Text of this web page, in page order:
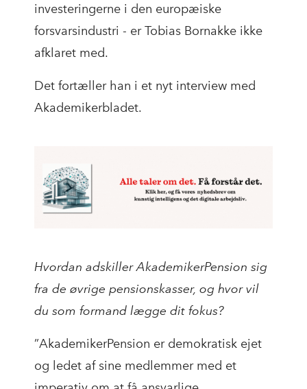
investeringerne i den europæiske
forsvarsindustri - er Tobias Bornakke ikke
afklaret med.
Det fortæller han i et nyt interview med
Akademikerbladet.
Hvordan adskiller AkademikerPension sig
fra de øvrige pensionskasser, og hvor vil
du som formand lægge dit fokus?
”AkademikerPension er demokratisk ejet
og ledet af sine medlemmer med et